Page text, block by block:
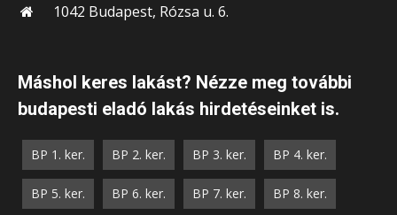
1042 Budapest, Rózsa u. 6.
Máshol keres lakást? Nézze meg további
budapesti eladó lakás hirdetéseinket is.
BP 1. ker. BP 2. ker. BP 3. ker. BP 4. ker.
BP 5. ker. BP 6. ker. BP 7. ker. BP 8. ker.